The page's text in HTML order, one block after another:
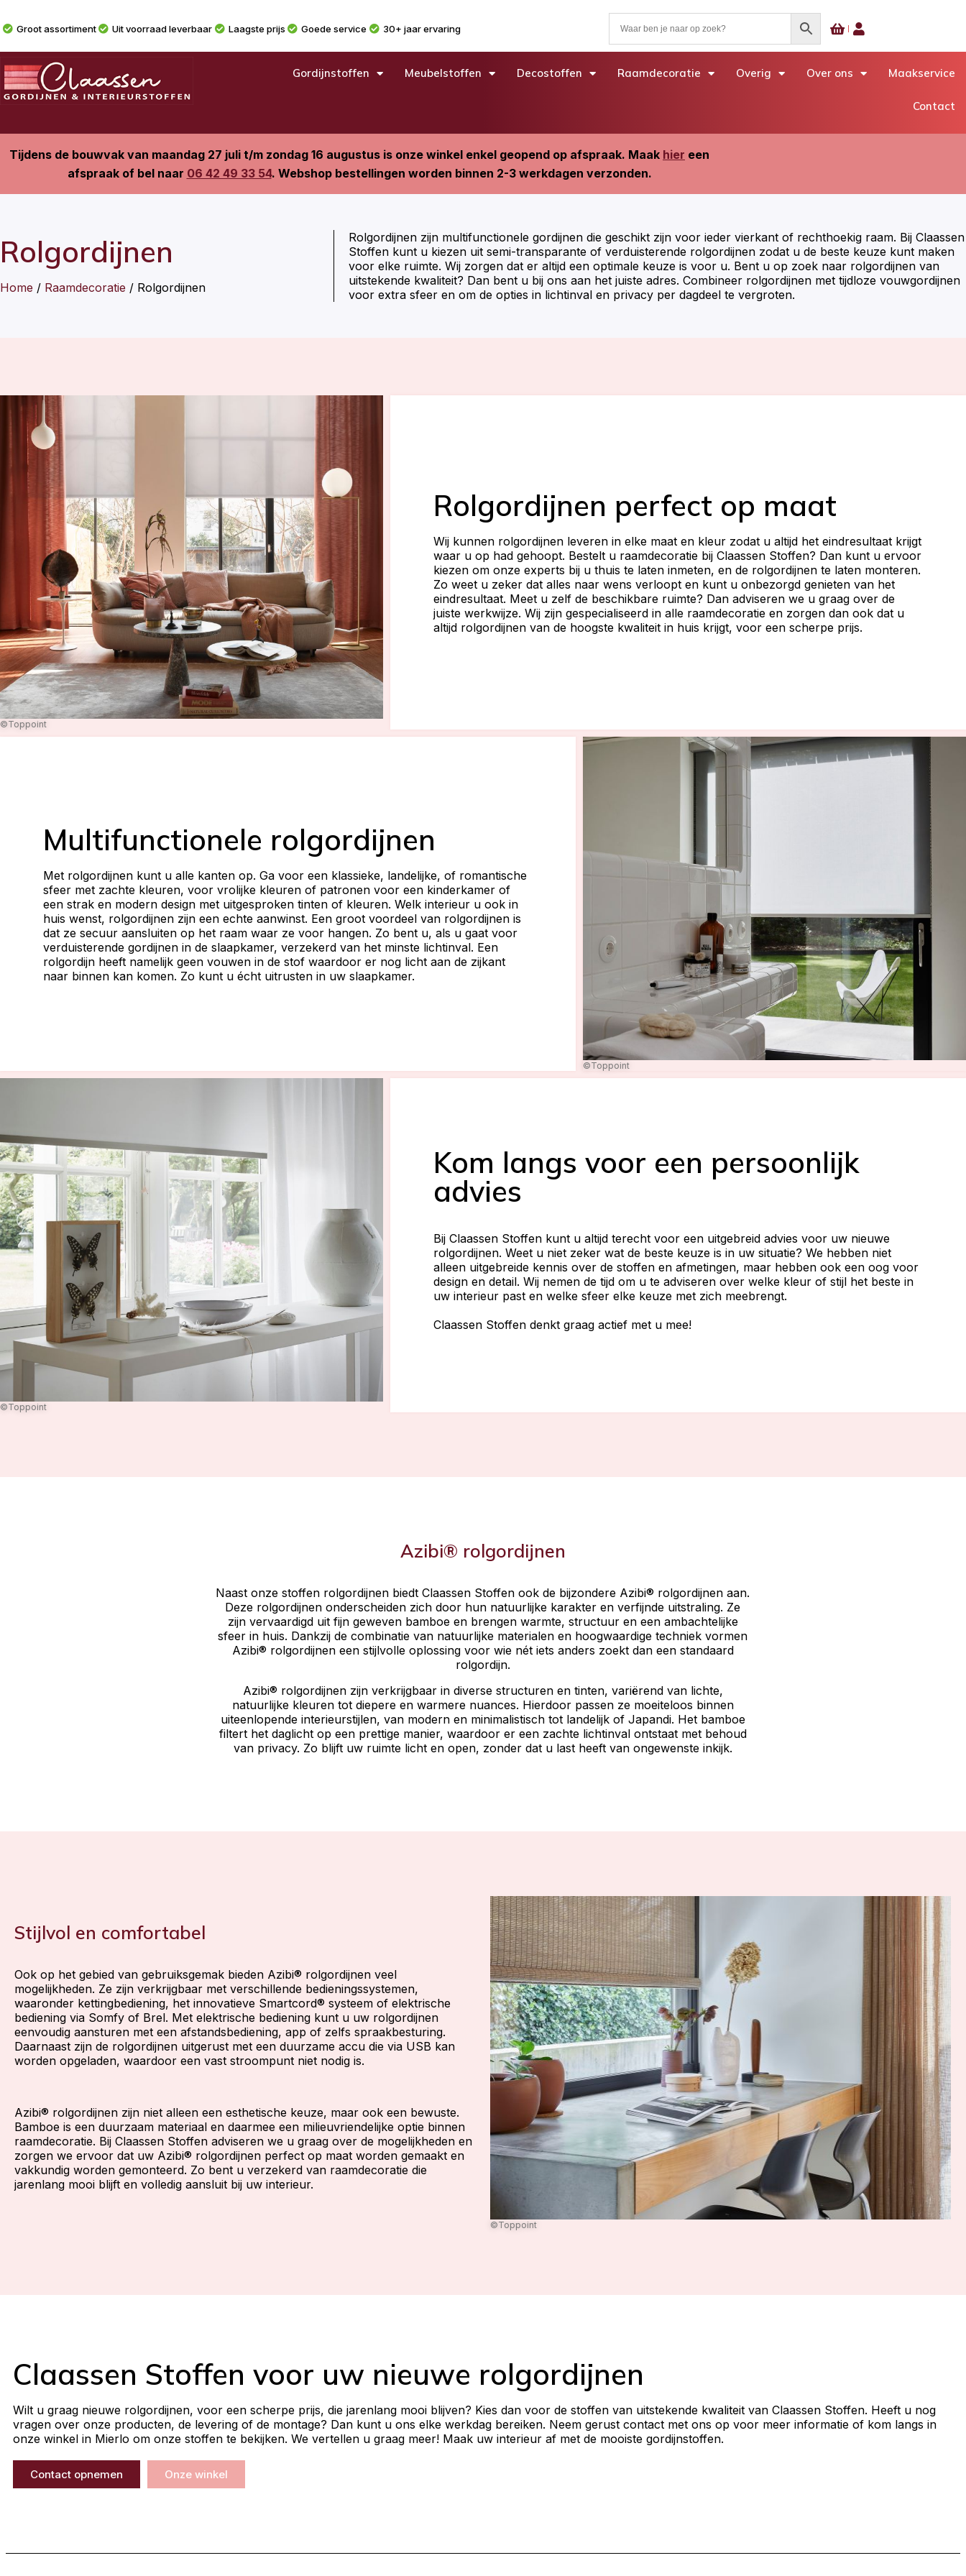
Groot assortiment Uit voorraad leverbaar Laagste prijs Goede service 30+ jaar ervaring
Gordijnstoffen Meubelstoffen Decostoffen Raamdecoratie Overig Over ons Maakservice
Contact
Tijdens de bouwvak van maandag 27 juli t/m zondag 16 augustus is onze winkel enkel geopend op afspraak. Maak hier een
afspraak of bel naar 06 42 49 33 54. Webshop bestellingen worden binnen 2-3 werkdagen verzonden.
Rolgordijnen
Home / Raamdecoratie / Rolgordijnen
Rolgordijnen zijn multifunctionele gordijnen die geschikt zijn voor ieder vierkant of rechthoekig raam. Bij Claassen
Stoffen kunt u kiezen uit semi-transparante of verduisterende rolgordijnen zodat u de beste keuze kunt maken
voor elke ruimte. Wij zorgen dat er altijd een optimale keuze is voor u. Bent u op zoek naar rolgordijnen van
uitstekende kwaliteit? Dan bent u bij ons aan het juiste adres. Combineer rolgordijnen met tijdloze vouwgordijnen
voor extra sfeer en om de opties in lichtinval en privacy per dagdeel te vergroten.
©Toppoint
Rolgordijnen perfect op maat
Wij kunnen rolgordijnen leveren in elke maat en kleur zodat u altijd het eindresultaat krijgt
waar u op had gehoopt. Bestelt u raamdecoratie bij Claassen Stoffen? Dan kunt u ervoor
kiezen om onze experts bij u thuis te laten inmeten, en de rolgordijnen te laten monteren.
Zo weet u zeker dat alles naar wens verloopt en kunt u onbezorgd genieten van het
eindresultaat. Meet u zelf de beschikbare ruimte? Dan adviseren we u graag over de
juiste werkwijze. Wij zijn gespecialiseerd in alle raamdecoratie en zorgen dan ook dat u
altijd rolgordijnen van de hoogste kwaliteit in huis krijgt, voor een scherpe prijs.
Multifunctionele rolgordijnen
Met rolgordijnen kunt u alle kanten op. Ga voor een klassieke, landelijke, of romantische
sfeer met zachte kleuren, voor vrolijke kleuren of patronen voor een kinderkamer of
een strak en modern design met uitgesproken tinten of kleuren. Welk interieur u ook in
huis wenst, rolgordijnen zijn een echte aanwinst. Een groot voordeel van rolgordijnen is
dat ze secuur aansluiten op het raam waar ze voor hangen. Zo bent u, als u gaat voor
verduisterende gordijnen in de slaapkamer, verzekerd van het minste lichtinval. Een
rolgordijn heeft namelijk geen vouwen in de stof waardoor er nog licht aan de zijkant
naar binnen kan komen. Zo kunt u écht uitrusten in uw slaapkamer.
©Toppoint
©Toppoint
Kom langs voor een persoonlijk
advies
Bij Claassen Stoffen kunt u altijd terecht voor een uitgebreid advies voor uw nieuwe
rolgordijnen. Weet u niet zeker wat de beste keuze is in uw situatie? We hebben niet
alleen uitgebreide kennis over de stoffen en afmetingen, maar hebben ook een oog voor
design en detail. Wij nemen de tijd om u te adviseren over welke kleur of stijl het beste in
uw interieur past en welke sfeer elke keuze met zich meebrengt.
Claassen Stoffen denkt graag actief met u mee!
Azibi® rolgordijnen
Naast onze stoffen rolgordijnen biedt Claassen Stoffen ook de bijzondere Azibi® rolgordijnen aan.
Deze rolgordijnen onderscheiden zich door hun natuurlijke karakter en verfijnde uitstraling. Ze
zijn vervaardigd uit fijn geweven bamboe en brengen warmte, structuur en een ambachtelijke
sfeer in huis. Dankzij de combinatie van natuurlijke materialen en hoogwaardige techniek vormen
Azibi® rolgordijnen een stijlvolle oplossing voor wie nét iets anders zoekt dan een standaard
rolgordijn.
Azibi® rolgordijnen zijn verkrijgbaar in diverse structuren en tinten, variërend van lichte,
natuurlijke kleuren tot diepere en warmere nuances. Hierdoor passen ze moeiteloos binnen
uiteenlopende interieurstijlen, van modern en minimalistisch tot landelijk of Japandi. Het bamboe
filtert het daglicht op een prettige manier, waardoor er een zachte lichtinval ontstaat met behoud
van privacy. Zo blijft uw ruimte licht en open, zonder dat u last heeft van ongewenste inkijk.
Stijlvol en comfortabel
Ook op het gebied van gebruiksgemak bieden Azibi® rolgordijnen veel
mogelijkheden. Ze zijn verkrijgbaar met verschillende bedieningssystemen,
waaronder kettingbediening, het innovatieve Smartcord® systeem of elektrische
bediening via Somfy of Brel. Met elektrische bediening kunt u uw rolgordijnen
eenvoudig aansturen met een afstandsbediening, app of zelfs spraakbesturing.
Daarnaast zijn de rolgordijnen uitgerust met een duurzame accu die via USB kan
worden opgeladen, waardoor een vast stroompunt niet nodig is.
Azibi® rolgordijnen zijn niet alleen een esthetische keuze, maar ook een bewuste.
Bamboe is een duurzaam materiaal en daarmee een milieuvriendelijke optie binnen
raamdecoratie. Bij Claassen Stoffen adviseren we u graag over de mogelijkheden en
zorgen we ervoor dat uw Azibi® rolgordijnen perfect op maat worden gemaakt en
vakkundig worden gemonteerd. Zo bent u verzekerd van raamdecoratie die
jarenlang mooi blijft en volledig aansluit bij uw interieur.
©Toppoint
Claassen Stoffen voor uw nieuwe rolgordijnen
Wilt u graag nieuwe rolgordijnen, voor een scherpe prijs, die jarenlang mooi blijven? Kies dan voor de stoffen van uitstekende kwaliteit van Claassen Stoffen. Heeft u nog
vragen over onze producten, de levering of de montage? Dan kunt u ons elke werkdag bereiken. Neem gerust contact met ons op voor meer informatie of kom langs in
onze winkel in Mierlo om onze stoffen te bekijken. We vertellen u graag meer! Maak uw interieur af met de mooiste gordijnstoffen.
Contact opnemen Onze winkel